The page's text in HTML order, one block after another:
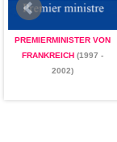
PREMIERMINISTER VON
FRANKREICH (1997 -
2002)